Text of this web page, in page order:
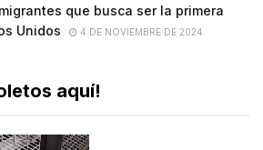
que busca ser la primera
Unidos
4 DE NOVIEMBRE DE 2024
aquí!